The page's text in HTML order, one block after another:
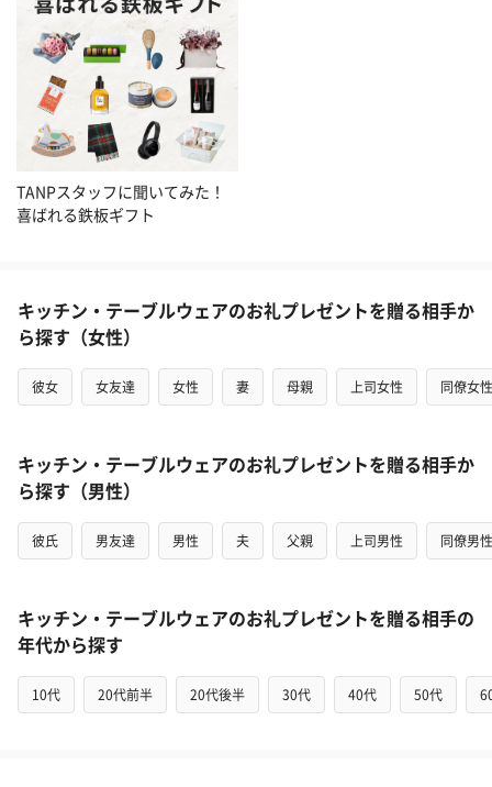
TANPスタッフに聞いてみた！
喜ばれる鉄板ギフト
キッチン・テーブルウェアのお礼プレゼントを贈る相手か
ら探す（女性）
彼女 女友達 女性 妻 母親 上司女性 同僚女性
キッチン・テーブルウェアのお礼プレゼントを贈る相手か
ら探す（男性）
彼氏 男友達 男性 夫 父親 上司男性 同僚男性
キッチン・テーブルウェアのお礼プレゼントを贈る相手の
年代から探す
10代 20代前半 20代後半 30代 40代 50代